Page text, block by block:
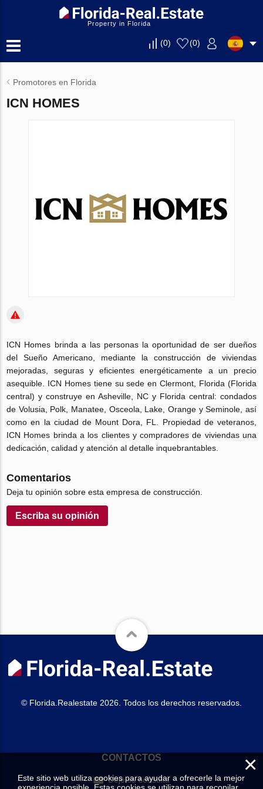
Property in Florida
(0) (0)
Promotores en Florida
ICN HOMES
ICN Homes brinda a las personas la oportunidad de ser dueños
del Sueño Americano, mediante la construcción de viviendas
mejoradas, seguras y eficientes energéticamente a un precio
asequible.
ICN Homes tiene su sede en Clermont, Florida (Florida
central) y construye en Asheville, NC y Florida central: condados
de Volusia, Polk, Manatee, Osceola, Lake, Orange y Seminole, así
como en la ciudad de Mount Dora, FL.
Propiedad de veteranos,
ICN Homes brinda a los clientes y compradores de viviendas una
dedicación, calidad y atención al detalle inquebrantables.
Comentarios
Deja tu opinión sobre esta empresa de construcción.
Escriba su opinión
© Florida.Realestate 2026. Todos los derechos reservados.
CONTACTOS
Deje su consulta
×
Este sitio web utiliza cookies para ayudar a ofrecerle la mejor